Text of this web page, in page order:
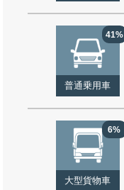
41%
普通乗用車
6%
大型貨物車